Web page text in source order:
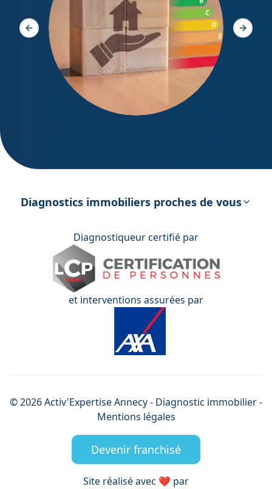
énergétique
Slide précédente Slide
Diagnostics immobiliers proches de vous
Diagnostiqueur certifié par
et interventions assurées par
©2026Activ'ExpertiseAnnecy- Diagnostic immobilier -
Mentions légales
Devenir franchisé
Site réalisé avec ❤️ par